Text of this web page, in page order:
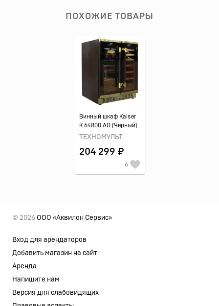
ПОХОЖИЕ ТОВАРЫ
Винный шкаф Kaiser
K 64800 AD (Черный)
ТЕХНОМУЛЬТ
204 299 ₽
6
© 2026 ООО «Аквилон Сервис»
Вход для арендаторов
Добавить магазин на сайт
Аренда
Напишите нам
Версия для слабовидящих